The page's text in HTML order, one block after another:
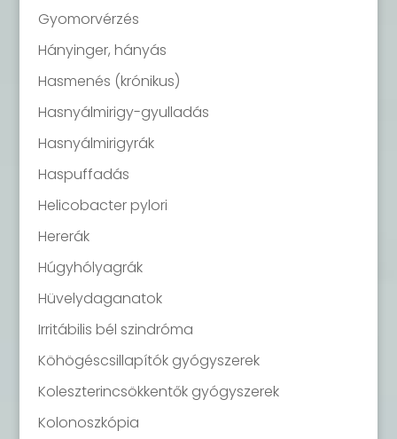
Gyomorvérzés
Hányinger, hányás
Hasmenés (krónikus)
Hasnyálmirigy-gyulladás
Hasnyálmirigyrák
Haspuffadás
Helicobacter pylori
Hererák
Húgyhólyagrák
Hüvelydaganatok
Irritábilis bél szindróma
Köhögéscsillapítók gyógyszerek
Koleszterincsökkentők gyógyszerek
Kolonoszkópia